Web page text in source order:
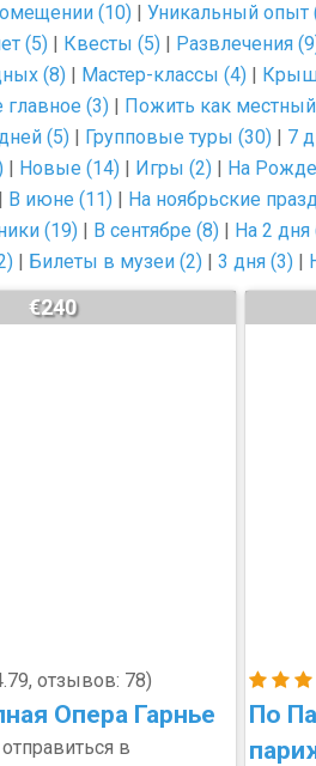
(10) | Уникальный опыт
(5) | Квесты (5) | Развлечения
(8) | Мастер-классы (4) |
(3) | Пожить как
(5) | Групповые туры (30) | 7
| Новые (14) | Игры (2) | На
| В июне (11) | На ноябрьские
(19) | В сентябре (8) | На 2 дня
| Билеты в музеи (2) | 3 дня (3) |
отзывов: 78)
Опера Гарнье
€240
в
По